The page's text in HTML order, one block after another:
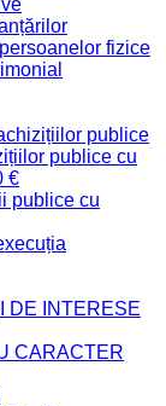
fizice
publice
publice cu
€
publice cu
DE INTERESE
CARACTER